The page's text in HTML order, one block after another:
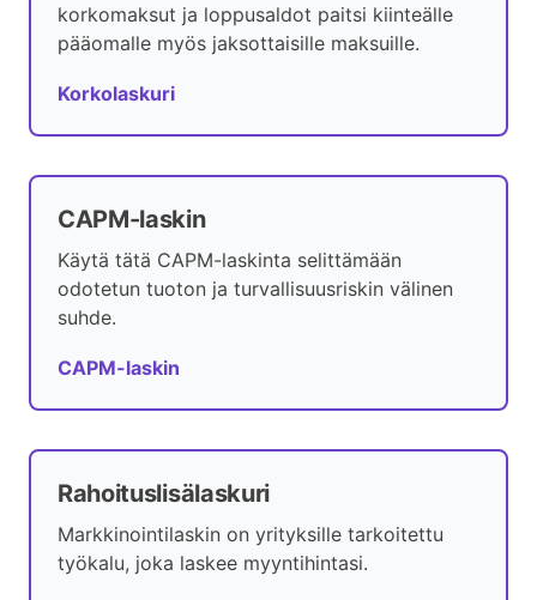
korkomaksut ja loppusaldot paitsi kiinteälle
pääomalle myös jaksottaisille maksuille.
Korkolaskuri
CAPM-laskin
Käytä tätä CAPM-laskinta selittämään
odotetun tuoton ja turvallisuusriskin välinen
suhde.
CAPM-laskin
Rahoituslisälaskuri
Markkinointilaskin on yrityksille tarkoitettu
työkalu, joka laskee myyntihintasi.